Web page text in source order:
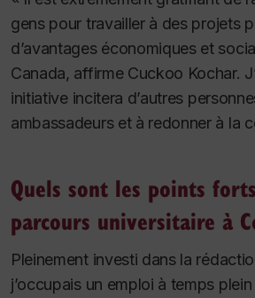
gens pour travailler à des projets
d’avantages économiques et
Canada, affirme Cuckoo Kochar.
initiative incitera d’autres
ambassadeurs et à redonner à la
Quels sont les points
parcours universitaire à
Pleinement investi dans la
j’occupais un emploi à temps